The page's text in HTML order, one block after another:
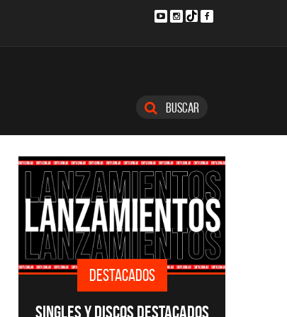
Buscar
DESTACADOS
SINGLES Y DISCOS DESTACADOS